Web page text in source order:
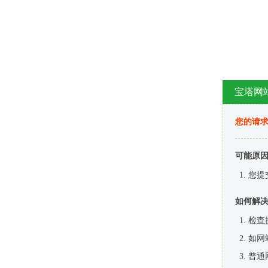
宝塔网
您的请
可能原
您提
如何解
检查
如网
普通